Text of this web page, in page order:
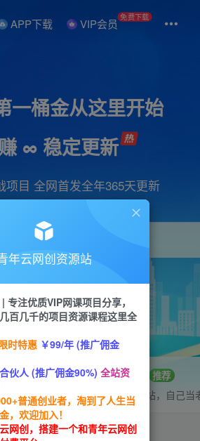
APP下载 VIP会员 免费下载
一桶金从这里开始
∞ 稳定更新
项目 全网首发全年365天更新
抖音 短视频 剪辑 视频号
招募站长 推荐
搭建同款网站，自己当
年云网创资源站
专注优质VIP网课项目分享，
百几千的项目资源课程这里全
时特惠 ￥99/年 (推广佣金
伙人 (推广佣金90%) 全站资
普通创业者，淘到了人生当
，欢迎加入！
网创，搭建一个和青年云网创